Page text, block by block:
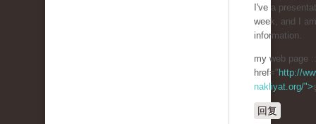
I've a
week, and I
information.
my web page
href=" http://
nakliyat.org/">
回复